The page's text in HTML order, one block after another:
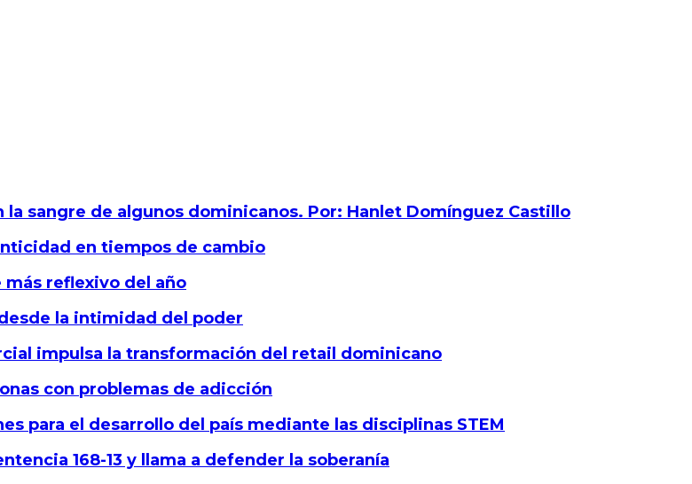
sangre de algunos dominicanos. Por: Hanlet Domínguez Castillo
en tiempos de cambio
más reflexivo del año
la intimidad del poder
impulsa la transformación del retail dominicano
con problemas de adicción
para el desarrollo del país mediante las disciplinas STEM
168-13 y llama a defender la soberanía